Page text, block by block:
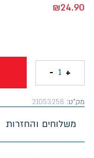
₪24.90
+
1
-
מק"ט: 21053258
משלוחים והחזרות